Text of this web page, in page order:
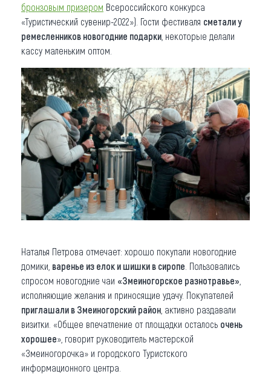
бронзовым призером Всероссийского конкурса
«Туристический сувенир-2022»). Гости фестиваля сметали у
ремесленников новогодние подарки , некоторые делали
кассу маленьким оптом.
Наталья Петрова отмечает: хорошо покупали новогодние
домики, варенье из елок и шишки в сиропе . Пользовались
спросом новогодние чаи «Змеиногорское разнотравье»
исполняющие желания и приносящие удачу. Покупателей
приглашали в Змеиногорский район , активно раздавали
визитки. «Общее впечатление от площадки осталось очень
хорошее», говорит руководитель мастерской
«Змеиногорочка» и городского Туристского
информационного центра.